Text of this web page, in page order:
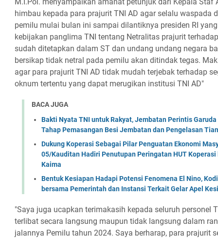
himbau kepada para prajurit TNI AD agar selalu waspada
pemilu mulai bulan ini sampai dilantiknya presiden RI
kebijakan panglima TNI tentang Netralitas prajurit
sudah ditetapkan dalam ST dan undang undang negara
bersikap tidak netral pada pemilu akan ditindak tegas.
agar para prajurit TNI AD tidak mudah terjebak terhadap
oknum tertentu yang dapat merugikan institusi TNI AD"
BACA JUGA
Bakti Nyata TNI untuk Rakyat, Jembatan Perintis
Tahap Pemasangan Besi Jembatan dan Pengelasan
Dukung Koperasi Sebagai Pilar Penguatan Ekonomi
05/Kauditan Hadiri Penutupan Peringatan HUT Koperasi
Kaima
Bentuk Kesiapan Hadapi Potensi Fenomena El Nino,
bersama Pemerintah dan Instansi Terkait Gelar Apel
"Saya juga ucapkan terimakasih kepada seluruh personel
terlibat secara langsung maupun tidak langsung dalam
jalannya Pemilu tahun 2024. Saya berharap, para prajurit